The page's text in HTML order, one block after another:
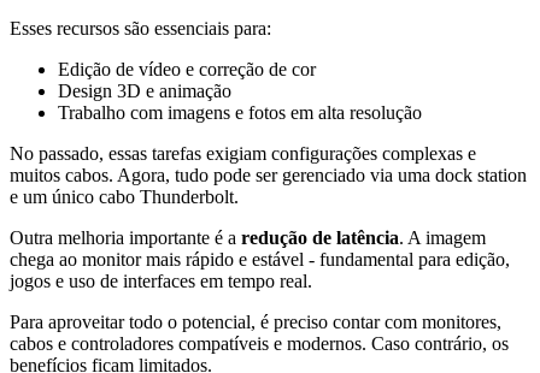
Esses recursos são essenciais para:
Edição de vídeo e correção de cor
Design 3D e animação
Trabalho com imagens e fotos em alta resolução
No passado, essas tarefas exigiam configurações complexas e
muitos cabos. Agora, tudo pode ser gerenciado via uma dock station
e um único cabo Thunderbolt.
Outra melhoria importante é a redução de latência. A imagem
chega ao monitor mais rápido e estável - fundamental para edição,
jogos e uso de interfaces em tempo real.
Para aproveitar todo o potencial, é preciso contar com monitores,
cabos e controladores compatíveis e modernos. Caso contrário, os
benefícios ficam limitados.